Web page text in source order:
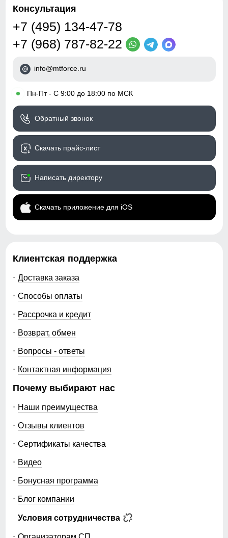
Консультация
+7 (495) 134-47-78
+7 (968) 787-82-22
info@mtforce.ru
• Пн-Пт - С 9:00 до 18:00 по МСК
Обратный звонок
Скачать прайс-лист
Написать директору
Скачать приложение для iOS
Клиентская поддержка
Доставка заказа
Способы оплаты
Рассрочка и кредит
Возврат, обмен
Вопросы - ответы
Контактная информация
Почему выбирают нас
Наши преимущества
Отзывы клиентов
Сертификаты качества
Видео
Бонусная программа
Блог компании
Условия сотрудничества